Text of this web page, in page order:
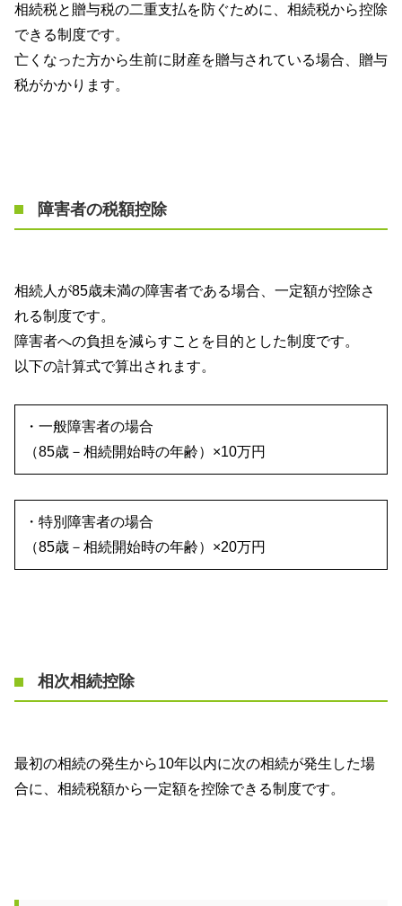
相続税と贈与税の二重支払を防ぐために、相続税から控除
できる制度です。
亡くなった方から生前に財産を贈与されている場合、贈与
税がかかります。
障害者の税額控除
相続人が85歳未満の障害者である場合、一定額が控除さ
れる制度です。
障害者への負担を減らすことを目的とした制度です。
以下の計算式で算出されます。
・一般障害者の場合
（85歳－相続開始時の年齢）×10万円
・特別障害者の場合
（85歳－相続開始時の年齢）×20万円
相次相続控除
最初の相続の発生から10年以内に次の相続が発生した場
合に、相続税額から一定額を控除できる制度です。